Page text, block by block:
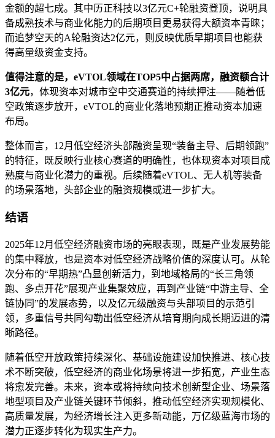
金额的超七成。其中历正科技以3亿元C+轮融资登顶，说明具
备成熟技术与商业化能力的后期项目更易获得大额资本青睐；
而追梦空天的A轮融资达2亿元，则反映优质早期项目也能获
得高量级资金支持。
值得注意的是，eVTOL领域在TOP5中占据两席，融资额合计
3亿元，体现资本对城市空中交通赛道的持续押注——随着低
空政策逐步放开，eVTOL的商业化落地预期正推动资本加速
布局。
整体而言，12月低空经济头部融资呈现“装备主导、后期领跑”
的特征，既反映行业核心赛道的明确性，也体现资本对项目成
熟度与商业化潜力的重视。后续随着eVTOL、无人机等装备
的场景落地，头部企业的融资规模或进一步扩大。
结语
2025年12月低空经济融资市场的亮眼表现，既是产业发展势能
的集中释放，也是资本对低空经济战略价值的深度认可。从轮
次分布的“早期热”凸显创新活力，到地域格局的“长三角领
跑、多点开花”展现产业集聚效应，再到产业链“中游主导、全
链协同”的发展态势，以及亿元级融资与头部项目的示范引
领，多重信号共同勾勒出低空经济从培育期向成长期迈进的清
晰路径。
随着低空开放政策持续深化、基础设施建设加快推进、核心技
术不断突破，低空经济的商业化场景将进一步拓宽，产业生态
将愈发完善。未来，资本或将持续向技术创新型企业、场景落
地型项目及产业链关键环节倾斜，推动低空经济实现规模化、
高质量发展，为经济增长注入更多新动能，万亿级蓝海市场的
潜力正逐步转化为现实生产力。